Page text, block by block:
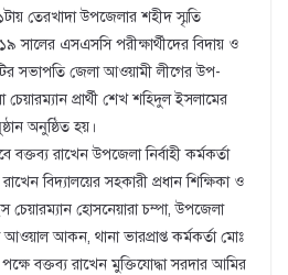
তেরখাদা উপজেলার শহীদ স্মৃতি
সালের এসএসসি পরীক্ষার্থীদের বিদায় ও
সভাপতি জেলা আওয়ামী লীগের উপ-
প্রার্থী শেখ শহিদুল ইসলামের
অনুষ্ঠিত হয়।
বক্তব্য রাখেন উপজেলা নির্বাহী কর্মকর্তা
বিদ্যালয়ের সহকারী প্রধান শিক্ষিকা ও
চেয়ারম্যান হোসনেয়ারা চম্পা, উপজেলা
আওয়াল আকন, থানা ভারপ্রাপ্ত কর্মকর্তা মোঃ
বক্তব্য রাখেন মুক্তিযোদ্ধা সরদার আমির